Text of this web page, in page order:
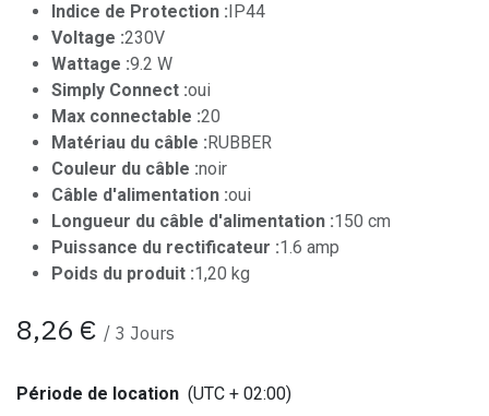
Indice de Protection :IP44
Voltage :230V
Wattage :9.2 W
Simply Connect :oui
Max connectable :20
Matériau du câble :RUBBER
Couleur du câble :noir
Câble d'alimentation :oui
Longueur du câble d'alimentation :150 cm
Puissance du rectificateur :1.6 amp
Poids du produit :1,20 kg
8,26 € / 3 Jours
Période de location (UTC + 02:00)